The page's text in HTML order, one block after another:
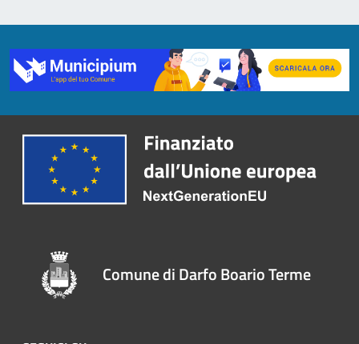
Comune di Darfo Boario Terme